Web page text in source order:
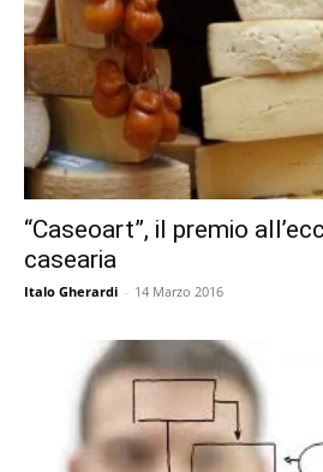
“Caseoart”, il premio
casearia
Italo Gherardi - 14 Marzo 2016